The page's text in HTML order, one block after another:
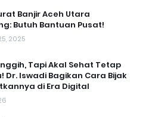
Banjir Aceh Utara
Butuh Bantuan Pusat!
2025
Tapi Akal Sehat Tetap
Dr. Iswadi Bagikan Cara Bijak
di Era Digital